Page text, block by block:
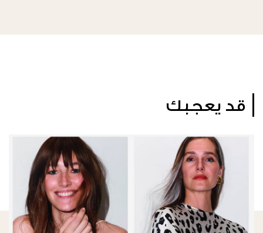
قد يعجبك